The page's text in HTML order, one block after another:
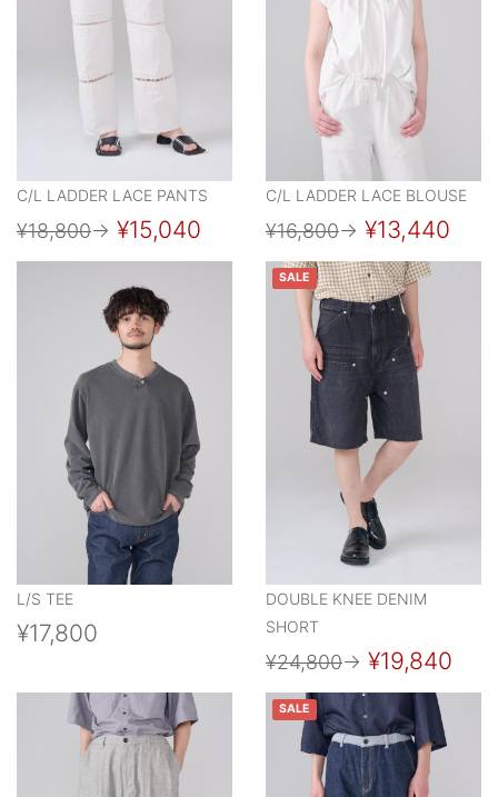
C/L LADDER LACE PANTS
¥18,800→ ¥15,040
C/L LADDER LACE BLOUSE
¥16,800→ ¥13,440
L/S TEE
¥17,800
SALE
DOUBLE KNEE DENIM
SHORT
¥24,800→ ¥19,840
SALE